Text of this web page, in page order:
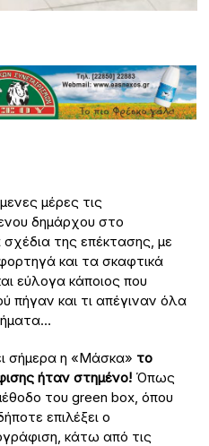
μέρες τις
δημάρχου στο
της επέκτασης, με
και τα σκαφτικά
εύλογα κάποιος που
πήγαν και τι απέγιναν όλα
σήμερα η «Μάσκα» το
ήταν στημένο! Όπως
του green box, όπου
επιλέξει ο
κάτω από τις